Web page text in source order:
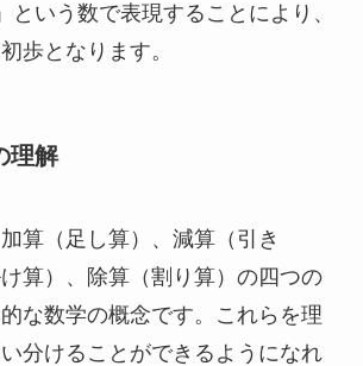
という数で表現することにより、
歩となります。
理解
算（足し算）、減算（引き
算）、除算（割り算）の四つの
な数学の概念です。これらを理
分けることができるようになれ